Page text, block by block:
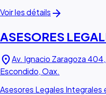
Voir les détails arrow_forward
ASESORES
location_onAv. Ignacio Zaragoza
Escondido, Oax.
Asesores Legales